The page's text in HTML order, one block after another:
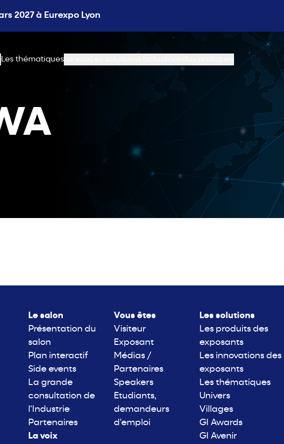
2027 à Eurexpo Lyon
Les thématiques
Le salon
Présentation du
salon
Plan interactif
Side events
La grande
consultation de
l'Industrie
Partenaires
La voix
Vous êtes
Visiteur
Exposant
Médias /
Partenaires
Speakers
Etudiants,
demandeurs
d'emploi
Les solutions
Les produits des
exposants
Les innovations des
exposants
Les thématiques
Univers
Villages
GI Awards
GI Avenir